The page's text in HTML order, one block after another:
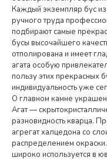
Каждый экземпляр бус из
ручного труда
подбирают самые
бусы высочайшего
отполирована и имеет
агата особую
пользу этих прекрасных
индивидуальность уже
О главном камне
Агат —
разновидность кварца.
агрегат халцедона со
распределением
широко используется в